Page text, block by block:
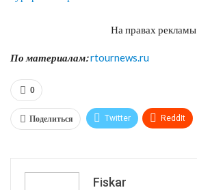
На правах рекламы
По материалам:rtournews.ru
0
Поделиться Twitter ReddIt
Fiskar